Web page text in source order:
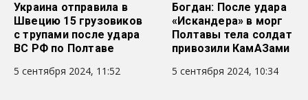
Украина отправила в
Швецию 15 грузовиков
с трупами после удара
ВС РФ по Полтаве
5 сентября 2024, 11:52
Богдан: После удара
«Искандера» в морг
Полтавы тела солдат
привозили КамАЗами
5 сентября 2024, 10:34